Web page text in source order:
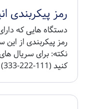
رمز پیکربندی
دستگاه هایی که
رمز پیکربندی از این
نکته: برای سریال
کنید (111-222-333) نام کار...